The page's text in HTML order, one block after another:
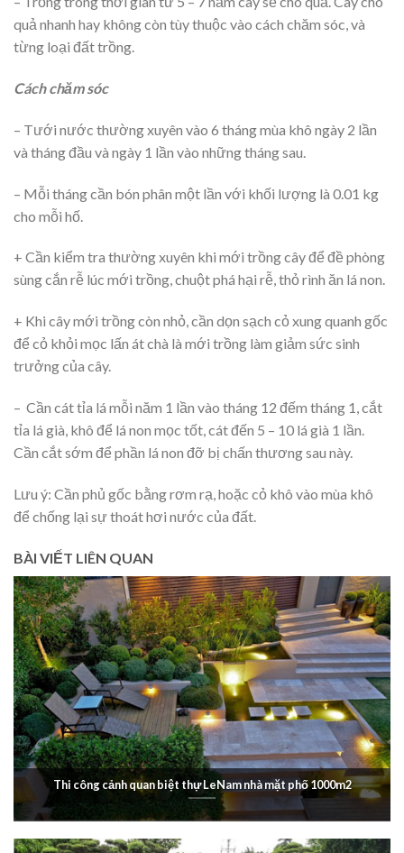
quả nhanh hay không còn tùy thuộc vào cách chăm sóc, và
từng loại đất trồng.
Cách chăm sóc
– Tưới nước thường xuyên vào 6 tháng mùa khô ngày 2 lần
và tháng đầu và ngày 1 lần vào những tháng sau.
– Mỗi tháng cần bón phân một lần với khối lượng là 0.01 kg
cho mỗi hố.
+ Cần kiểm tra thường xuyên khi mới trồng cây để đề phòng
sùng cắn rễ lúc mới trồng, chuột phá hại rễ, thỏ rình ăn lá non.
+ Khi cây mới trồng còn nhỏ, cần dọn sạch cỏ xung quanh gốc
để cỏ khỏi mọc lấn át chà là mới trồng làm giảm sức sinh
trưởng của cây.
– Cần cát tỉa lá mỗi năm 1 lần vào tháng 12 đếm tháng 1, cắt
tỉa lá già, khô để lá non mọc tốt, cát đến 5 – 10 lá già 1 lần.
Cần cắt sớm để phần lá non đỡ bị chấn thương sau này.
Lưu ý: Cần phủ gốc bằng rơm rạ, hoặc cỏ khô vào mùa khô
để chống lại sự thoát hơi nước của đất.
BÀI VIẾT LIÊN QUAN
Thi công cảnh quan biệt thự LeNam nhà mặt phố 1000m2